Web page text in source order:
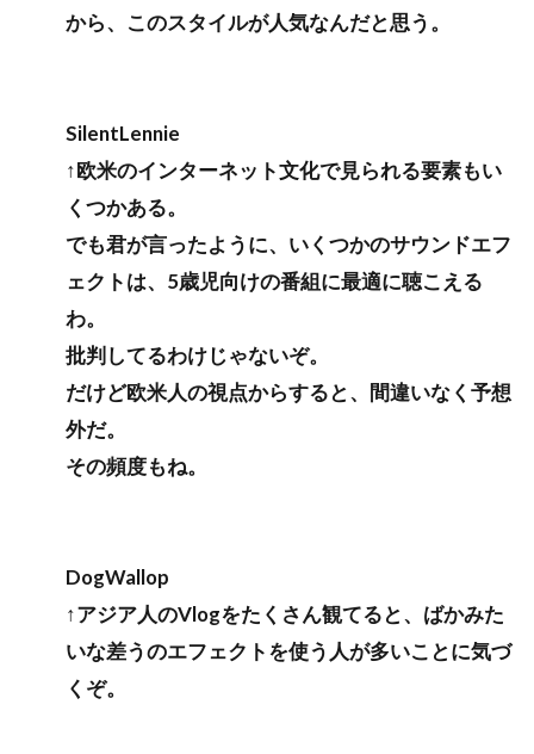
から、このスタイルが人気なんだと思う。
SilentLennie
↑欧米のインターネット文化で見られる要素もい
くつかある。
でも君が言ったように、いくつかのサウンドエフ
ェクトは、5歳児向けの番組に最適に聴こえる
わ。
批判してるわけじゃないぞ。
だけど欧米人の視点からすると、間違いなく予想
外だ。
その頻度もね。
DogWallop
↑アジア人のVlogをたくさん観てると、ばかみた
いな差うのエフェクトを使う人が多いことに気づ
くぞ。